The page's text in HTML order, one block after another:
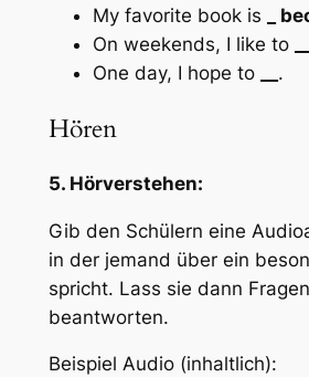
My favorite book is
On weekends, I like to
One day, I hope to
.
Hören
5. Hörverstehen:
Gib den Schülern eine
in der jemand über ein
spricht. Lass sie dann
beantworten.
Beispiel Audio (inhaltlich):